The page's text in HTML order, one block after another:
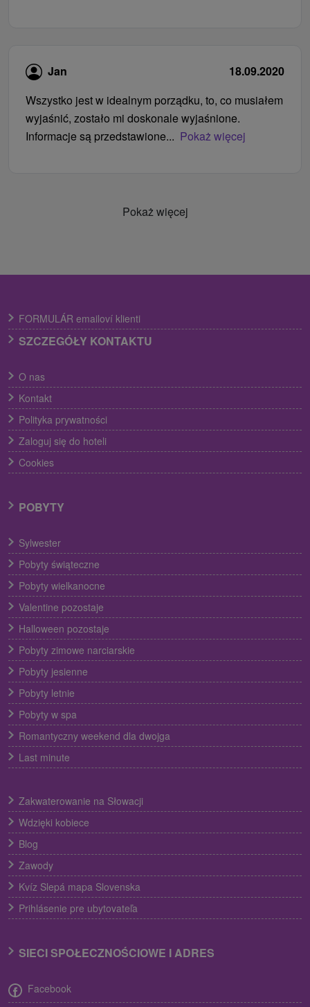
Jan
18.09.2020
Wszystko jest w idealnym porządku, to, co musiałem
wyjaśnić, zostało mi doskonale wyjaśnione.
Informacje są przedstawione... Pokaż więcej
Pokaż więcej
FORMULÁR emailoví klienti
SZCZEGÓŁY KONTAKTU
O nas
Kontakt
Polityka prywatności
Zaloguj się do hoteli
Cookies
POBYTY
Sylwester
Pobyty świąteczne
Pobyty wielkanocne
Valentine pozostaje
Halloween pozostaje
Pobyty zimowe narciarskie
Pobyty jesienne
Pobyty letnie
Pobyty w spa
Romantyczny weekend dla dwojga
Last minute
Zakwaterowanie na Słowacji
Wdzięki kobiece
Blog
Zawody
Kvíz Slepá mapa Slovenska
Prihlásenie pre ubytovateľa
SIECI SPOŁECZNOŚCIOWE I ADRES
Facebook